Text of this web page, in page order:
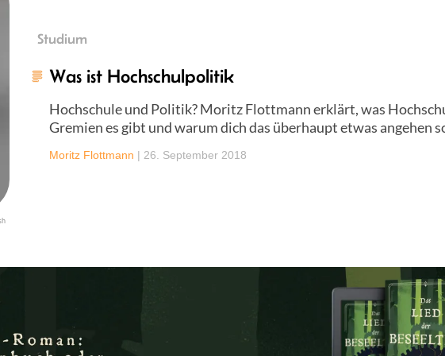
Studium
Was ist Hochschulpolitik
Hochschule und Politik? Moritz Flottmann erklärt, was
Gremien es gibt und warum dich das überhaupt etwas angehen
Moritz Flottmann | 26. September 2018